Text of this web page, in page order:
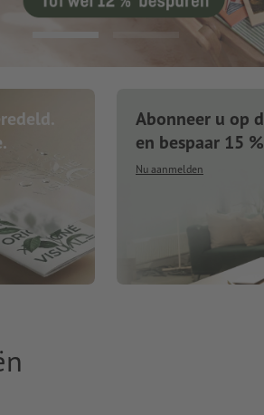
Abonneer u op
en bespaar 15 %
Nu aanmelden